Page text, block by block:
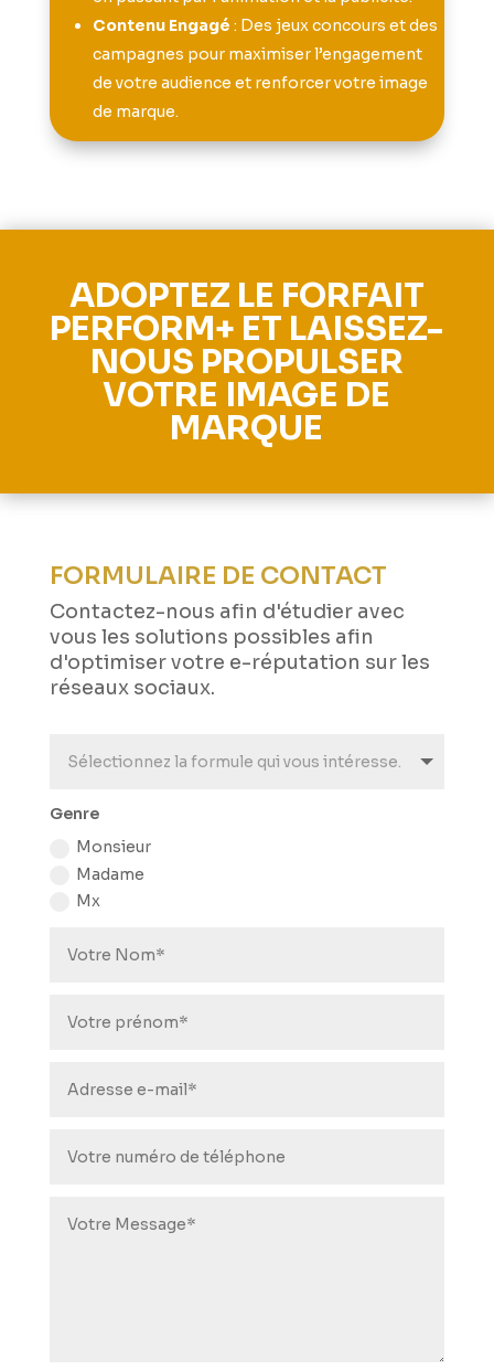
Contenu Engagé : Des jeux concours et des
campagnes pour maximiser l’engagement
de votre audience et renforcer votre image
de marque.
ADOPTEZ LE FORFAIT
PERFORM+ ET LAISSEZ-
NOUS PROPULSER
VOTRE IMAGE DE
MARQUE
FORMULAIRE DE CONTACT
Contactez-nous afin d'étudier avec
vous les solutions possibles afin
d'optimiser votre e-réputation sur les
réseaux sociaux.
Genre
Monsieur
Madame
Mx